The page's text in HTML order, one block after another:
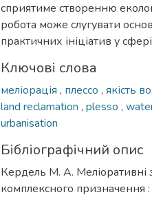
сприятиме створенню
робота може слугувати
практичних ініціатив у
Ключові слова
меліорація , плессо , якість
land reclamation , plesso ,
urbanisation
Бібліографічний опис
Кердель М. А. Меліоративні
комплексного призначення